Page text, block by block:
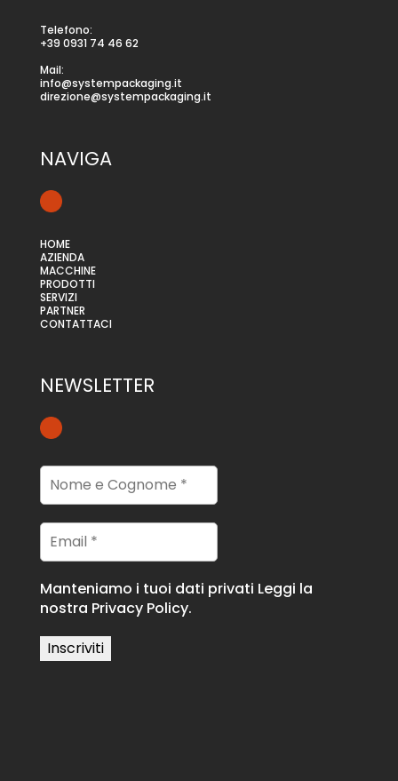
Telefono:
+39 0931 74 46 62
Mail:
info@systempackaging.it
direzione@systempackaging.it
NAVIGA
HOME
AZIENDA
MACCHINE
PRODOTTI
SERVIZI
PARTNER
CONTATTACI
NEWSLETTER
Manteniamo i tuoi dati privati Leggi la
nostra Privacy Policy.